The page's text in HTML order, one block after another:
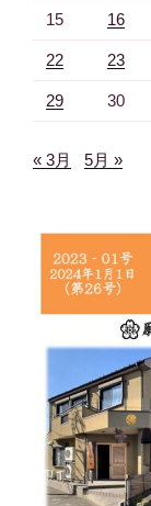
15 16
22 23
29 30
« 3月 5月 »